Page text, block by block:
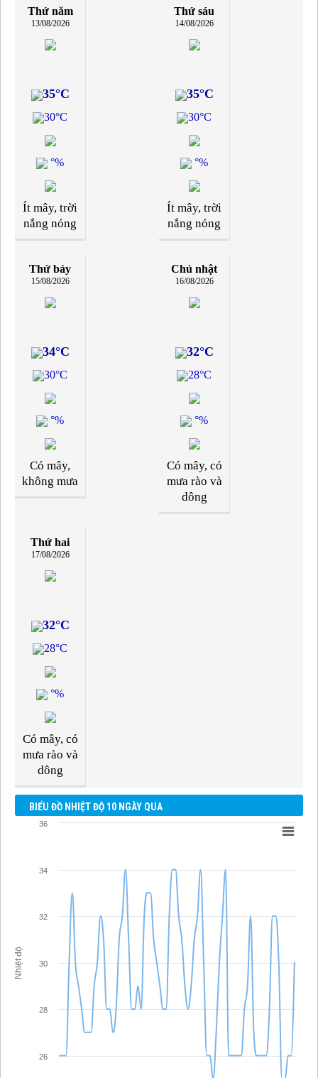
Thứ năm
13/08/2026
35°C
30°C
°%
Ít mây, trời
nắng nóng
Thứ sáu
14/08/2026
35°C
30°C
°%
Ít mây, trời
nắng nóng
Thứ bảy
15/08/2026
34°C
30°C
°%
Có mây,
không mưa
Chủ nhật
16/08/2026
32°C
28°C
°%
Có mây, có
mưa rào và
dông
Thứ hai
17/08/2026
32°C
28°C
°%
Có mây, có
mưa rào và
dông
BIỂU ĐỒ NHIỆT ĐỘ 10 NGÀY QUA
Nhiệt độ
26
28
30
32
34
36